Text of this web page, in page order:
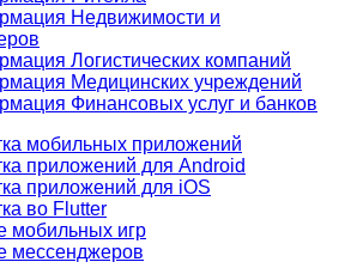
Недвижимости и
Логистических компаний
Медицинских учреждений
Финансовых услуг и банков
мобильных приложений
приложений для Android
приложений для iOS
во Flutter
мобильных игр
мессенджеров